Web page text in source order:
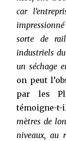
car
sorte de
industriels
un séchage
on peut
par les
témoigne-t-
mètres de
niveaux, au